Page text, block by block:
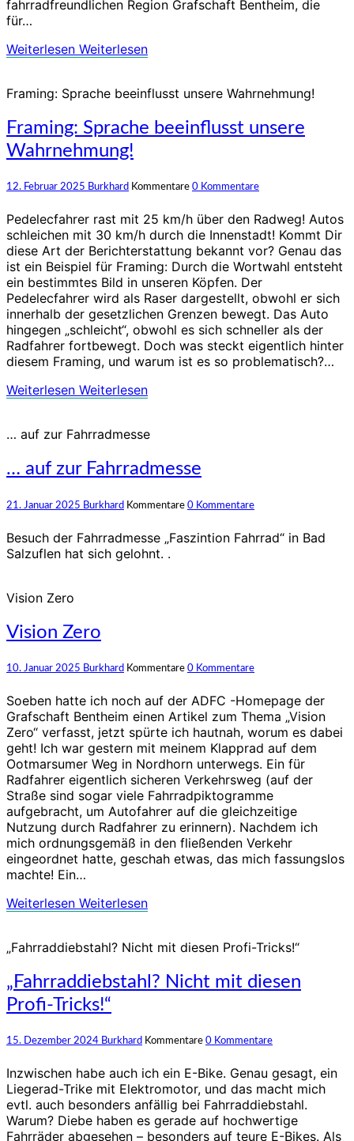
fahrradfreundlichen Region Grafschaft Bentheim, die
für…
Weiterlesen Weiterlesen
Framing: Sprache beeinflusst unsere Wahrnehmung!
Framing: Sprache beeinflusst unsere
Wahrnehmung!
12. Februar 2025 Burkhard Kommentare 0 Kommentare
Pedelecfahrer rast mit 25 km/h über den Radweg! Autos
schleichen mit 30 km/h durch die Innenstadt! Kommt Dir
diese Art der Berichterstattung bekannt vor? Genau das
ist ein Beispiel für Framing: Durch die Wortwahl entsteht
ein bestimmtes Bild in unseren Köpfen. Der
Pedelecfahrer wird als Raser dargestellt, obwohl er sich
innerhalb der gesetzlichen Grenzen bewegt. Das Auto
hingegen „schleicht“, obwohl es sich schneller als der
Radfahrer fortbewegt. Doch was steckt eigentlich hinter
diesem Framing, und warum ist es so problematisch?…
Weiterlesen Weiterlesen
… auf zur Fahrradmesse
… auf zur Fahrradmesse
21. Januar 2025 Burkhard Kommentare 0 Kommentare
Besuch der Fahrradmesse „Faszintion Fahrrad“ in Bad
Salzuflen hat sich gelohnt. .
Vision Zero
Vision Zero
10. Januar 2025 Burkhard Kommentare 0 Kommentare
Soeben hatte ich noch auf der ADFC -Homepage der
Grafschaft Bentheim einen Artikel zum Thema „Vision
Zero“ verfasst, jetzt spürte ich hautnah, worum es dabei
geht! Ich war gestern mit meinem Klapprad auf dem
Ootmarsumer Weg in Nordhorn unterwegs. Ein für
Radfahrer eigentlich sicheren Verkehrsweg (auf der
Straße sind sogar viele Fahrradpiktogramme
aufgebracht, um Autofahrer auf die gleichzeitige
Nutzung durch Radfahrer zu erinnern). Nachdem ich
mich ordnungsgemäß in den fließenden Verkehr
eingeordnet hatte, geschah etwas, das mich fassungslos
machte! Ein…
Weiterlesen Weiterlesen
„Fahrraddiebstahl? Nicht mit diesen Profi-Tricks!“
„Fahrraddiebstahl? Nicht mit diesen
Profi-Tricks!“
15. Dezember 2024 Burkhard Kommentare 0 Kommentare
Inzwischen habe auch ich ein E-Bike. Genau gesagt, ein
Liegerad-Trike mit Elektromotor, und das macht mich
evtl. auch besonders anfällig bei Fahrraddiebstahl.
Warum? Diebe haben es gerade auf hochwertige
Fahrräder abgesehen – besonders auf teure E-Bikes. Als